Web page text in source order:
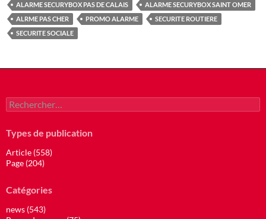
ALARME SECURYBOX PAS DE CALAIS
ALARME SECURYBOX SAINT OMER
ALRME PAS CHER
PROMO ALARME
SECURITE ROUTIERE
SECURITE SOCIALE
Rechercher :
Types de publication
Article (558)
Page (204)
Catégories
news (543)